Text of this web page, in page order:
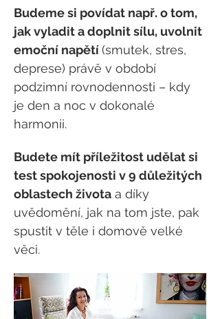
Budeme si povídat např. o tom,
jak vyladit a doplnit sílu, uvolnit
emoční napětí (smutek, stres,
deprese) právě v období
podzimní rovnodennosti – kdy
je den a noc v dokonalé
harmonii.
Budete mít příležitost udělat si
test spokojenosti v 9 důležitých
oblastech života a díky
uvědomění, jak na tom jste, pak
spustit v těle i domově velké
věci.